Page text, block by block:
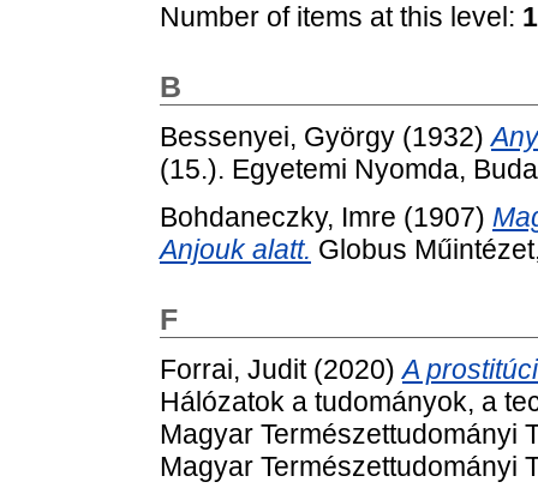
Number of items at this level:
B
Bessenyei, György (1932)
(15.). Egyetemi Nyomda,
Bohdaneczky, Imre (1907)
Anjouk alatt. Globus
F
Forrai, Judit(2020)A
Hálózatok a tudományok, a
Magyar Természettudományi
Magyar Természettudományi